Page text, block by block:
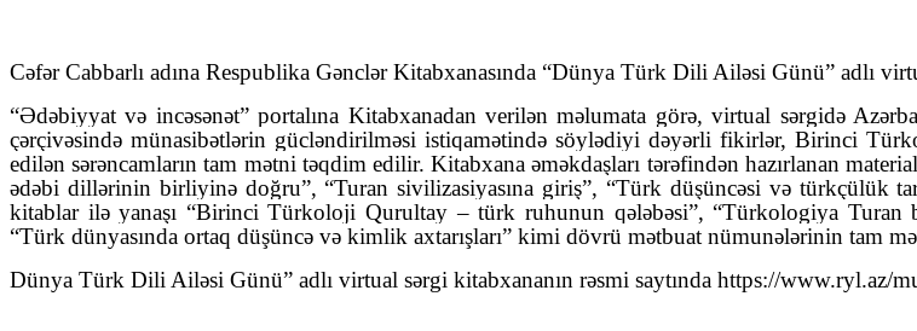
Cəfər Cabbarlı adına Respublika Gənclər Kitabxanasında “Dünya Türk Dili Ailəsi Günü” adlı
“Ədəbiyyat və incəsənət” portalına Kitabxanadan verilən məlumata görə, virtual sərgidə
çərçivəsində münasibətlərin gücləndirilməsi istiqamətində söylədiyi dəyərli fikirlər, Birinci
edilən sərəncamların tam mətni təqdim edilir. Kitabxana əməkdaşları tərəfindən hazırlanan
ədəbi dillərinin birliyinə doğru”, “Turan sivilizasiyasına giriş”, “Türk düşüncəsi və türkçülük
kitablar ilə yanaşı “Birinci Türkoloji Qurultay – türk ruhunun qələbəsi”, “Türkologiya Turan
“Türk dünyasında ortaq düşüncə və kimlik axtarışları” kimi dövrü mətbuat nümunələrinin tam
Dünya Türk Dili Ailəsi Günü” adlı virtual sərgi kitabxananın rəsmi saytında https://www.ryl.az/